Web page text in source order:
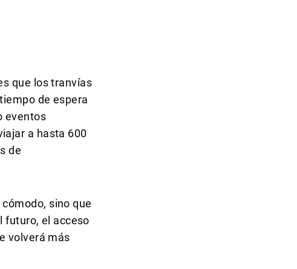
que los tranvías
de espera
eventos
a hasta 600
de
sino que
futuro, el acceso
volverá más